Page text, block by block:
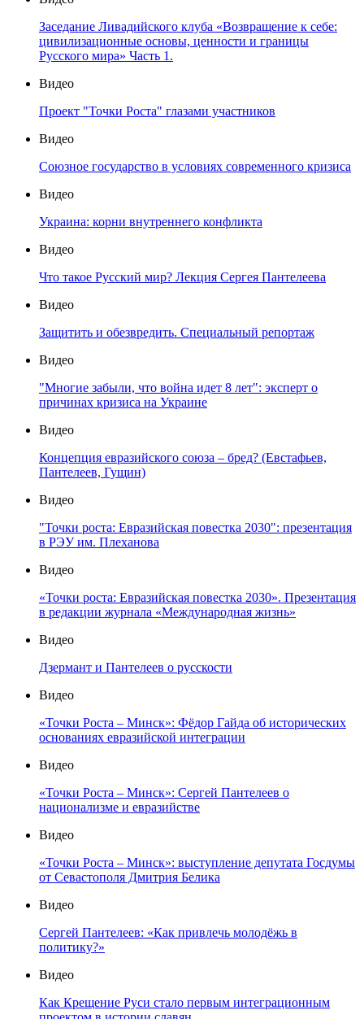
Заседание Ливадийского клуба «Возвращение к себе:
цивилизационные основы, ценности и границы
Русского мира» Часть 1.
Видео
Проект "Точки Роста" глазами участников
Видео
Союзное государство в условиях современного кризиса
Видео
Украина: корни внутреннего конфликта
Видео
Что такое Русский мир? Лекция Сергея Пантелеева
Видео
Защитить и обезвредить. Специальный репортаж
Видео
"Многие забыли, что война идет 8 лет": эксперт о
причинах кризиса на Украине
Видео
Концепция евразийского союза – бред? (Евстафьев,
Пантелеев, Гущин)
Видео
"Точки роста: Евразийская повестка 2030": презентация
в РЭУ им. Плеханова
Видео
«Точки роста: Евразийская повестка 2030». Презентация
в редакции журнала «Международная жизнь»
Видео
Дзермант и Пантелеев о русскости
Видео
«Точки Роста – Минск»: Фёдор Гайда об исторических
основаниях евразийской интеграции
Видео
«Точки Роста – Минск»: Сергей Пантелеев о
национализме и евразийстве
Видео
«Точки Роста – Минск»: выступление депутата Госдумы
от Севастополя Дмитрия Белика
Видео
Сергей Пантелеев: «Как привлечь молодёжь в
политику?»
Видео
Как Крещение Руси стало первым интеграционным